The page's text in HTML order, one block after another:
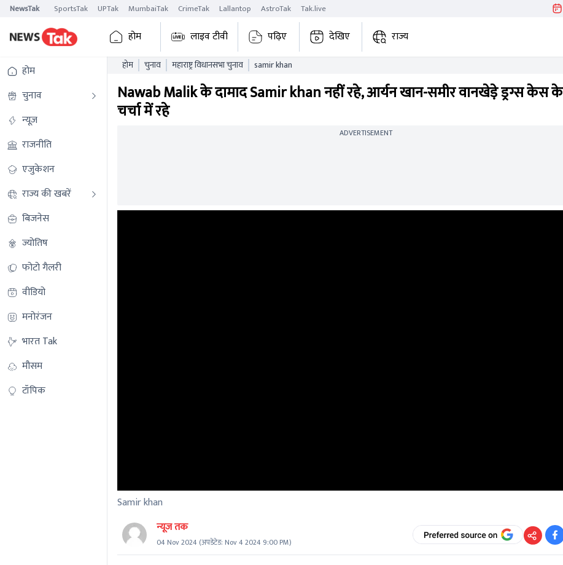
NewsTak SportsTak UPTak MumbaiTak CrimeTak Lallantop AstroTak Tak.live
होम लाइव टीवी पढ़िए देखिए राज्य
होम
चुनाव
न्यूज़
राजनीति
एजुकेशन
राज्य की खबरें
बिजनेस
ज्योतिष
फोटो गैलरी
वीडियो
मनोरंजन
भारत Tak
मौसम
टॉपिक
होम चुनाव महाराष्ट्र विधानसभा चुनाव samir khan
Nawab Malik के दामाद Samir khan नहीं रहे, आर्यन खान-समीर वानखेड़े ड्रग्स केस
चर्चा में रहे
ADVERTISEMENT
Samir khan
न्यूज तक
04 Nov 2024 (अपडेटेड: Nov 4 2024 9:00 PM)